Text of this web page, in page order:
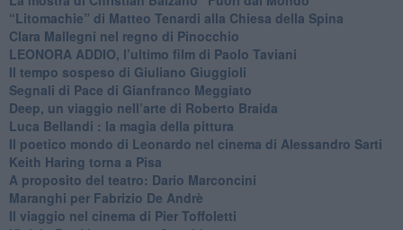
​“Litomachie” di Matteo Tenardi alla Chiesa della Spina
​Clara Mallegni nel regno di Pinocchio
​LEONORA ADDIO, l’ultimo film di Paolo Taviani
Il tempo sospeso di Giuliano Giuggioli
Segnali di Pace di Gianfranco Meggiato
​Deep, un viaggio nell’arte di Roberto Braida
​Luca Bellandi : la magia della pittura
​Il poetico mondo di Leonardo nel cinema di Alessandro Sarti
​Keith Haring torna a Pisa
​A proposito del teatro: Dario Marconcini
Maranghi per Fabrizio De Andrè
​Il viaggio nel cinema di Pier Toffoletti